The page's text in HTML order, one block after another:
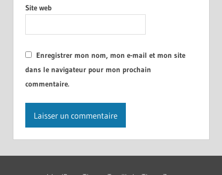
Site web
Enregistrer mon nom, mon e-mail et mon site
dans le navigateur pour mon prochain
commentaire.